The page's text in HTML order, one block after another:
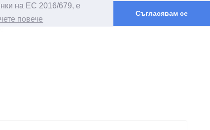
на ЕС 2016/679, е
повече
Съгласявам се